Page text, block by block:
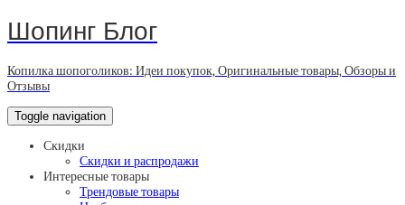
Шопинг Блог
Копилка шопоголиков: Идеи покупок, Оригинальные товары, Обзоры и
Отзывы
Toggle navigation
Скидки
Скидки и распродажи
Интересные товары
Трендовые товары